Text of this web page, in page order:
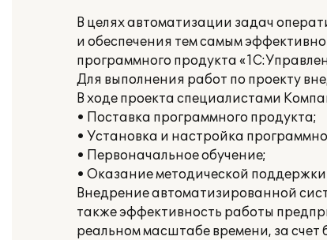
В целях автоматизации задач
и обеспечения тем самым
программного продукта
Для выполнения работ по проекту
В ходе проекта специалистами
• Поставка программного продукта;
• Установка и настройка
• Первоначальное обучение;
• Оказание методической
Внедрение автоматизированной
также эффективность работы
реальном масштабе времени, за